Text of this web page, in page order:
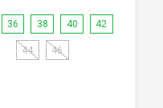
36 38 40 42
44 46